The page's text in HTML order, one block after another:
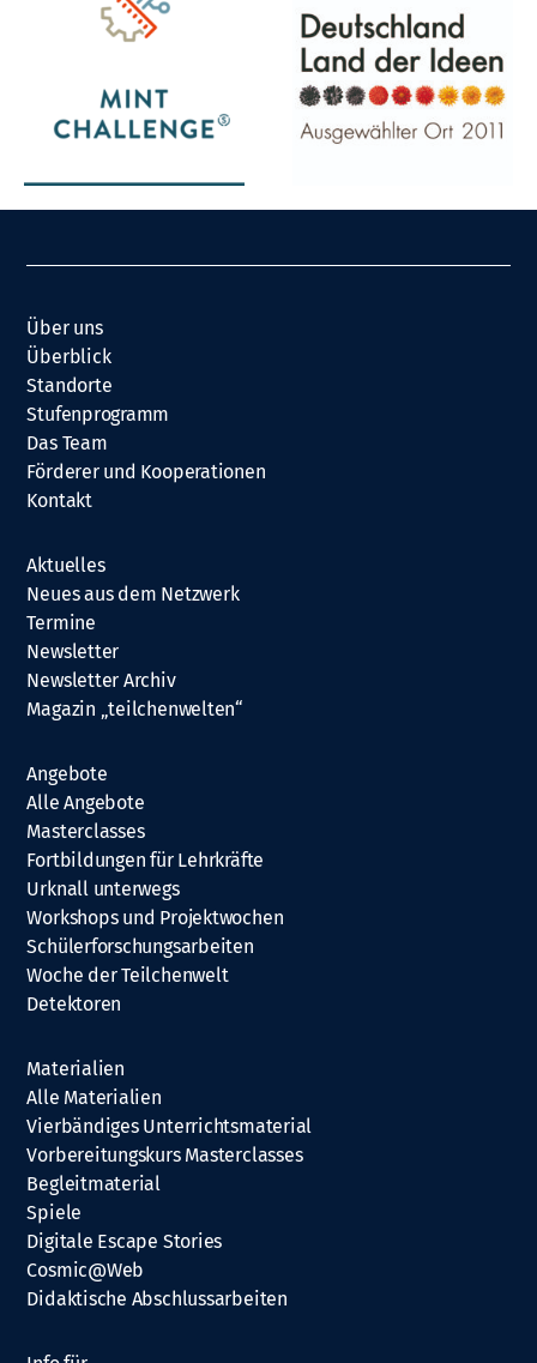
Über uns
Überblick
Standorte
Stufenprogramm
Das Team
Förderer und Kooperationen
Kontakt
Aktuelles
Neues aus dem Netzwerk
Termine
Newsletter
Newsletter Archiv
Magazin „teilchenwelten“
Angebote
Alle Angebote
Masterclasses
Fortbildungen für Lehrkräfte
Urknall unterwegs
Workshops und Projektwochen
Schülerforschungsarbeiten
Woche der Teilchenwelt
Detektoren
Materialien
Alle Materialien
Vierbändiges Unterrichtsmaterial
Vorbereitungskurs Masterclasses
Begleitmaterial
Spiele
Digitale Escape Stories
Cosmic@Web
Didaktische Abschlussarbeiten